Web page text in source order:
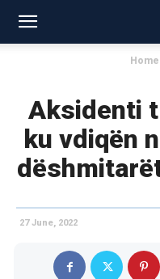
Home
Aksidenti
ku vdiqën
27 June, 2022